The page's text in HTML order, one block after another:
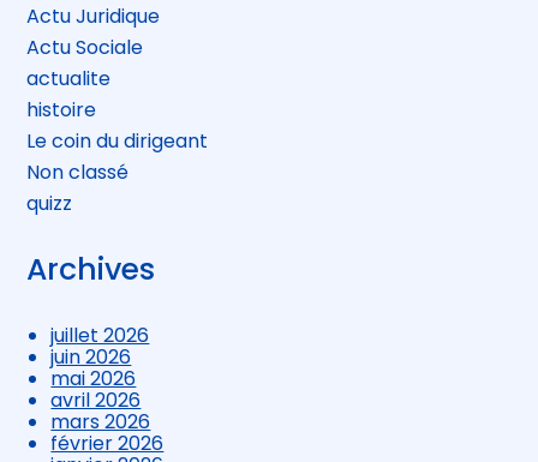
Actu Juridique
Actu Sociale
actualite
histoire
Le coin du dirigeant
Non classé
quizz
Archives
juillet 2026
juin 2026
mai 2026
avril 2026
mars 2026
février 2026